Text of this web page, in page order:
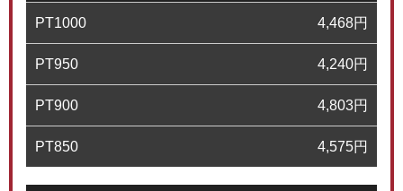
PT1000 4,468円
PT950 4,240円
PT900 4,803円
PT850 4,575円